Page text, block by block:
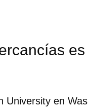
University en